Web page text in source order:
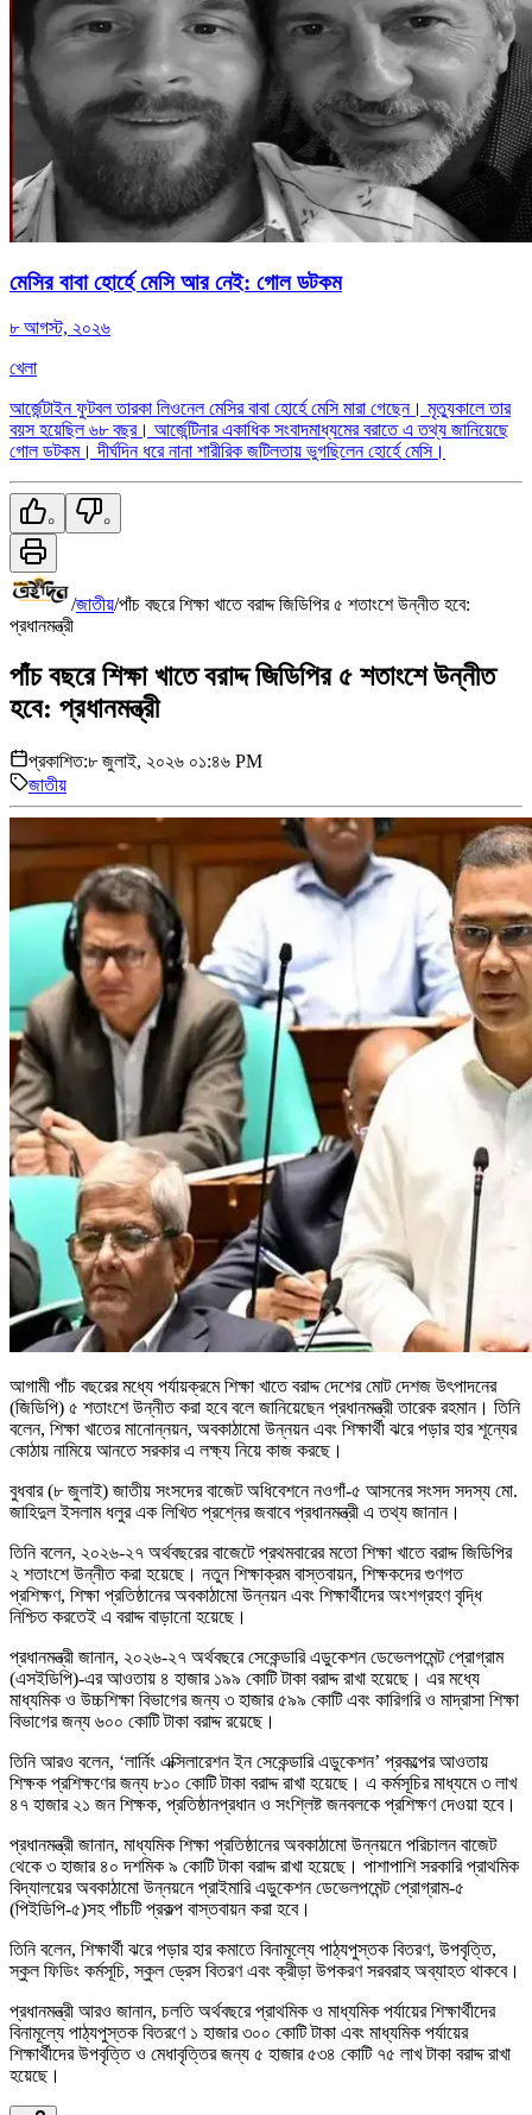
মেসির বাবা হোর্হে মেসি আর নেই: গোল ডটকম
৮ আগস্ট, ২০২৬
খেলা
আর্জেন্টাইন ফুটবল তারকা লিওনেল মেসির বাবা হোর্হে মেসি মারা গেছেন। মৃত্যুকালে তার
বয়স হয়েছিল ৬৮ বছর। আর্জেন্টিনার একাধিক সংবাদমাধ্যমের বরাতে এ তথ্য জানিয়েছে
গোল ডটকম। দীর্ঘদিন ধরে নানা শারীরিক জটিলতায় ভুগছিলেন হোর্হে মেসি।
০ ০
/জাতীয়/পাঁচ বছরে শিক্ষা খাতে বরাদ্দ জিডিপির ৫ শতাংশে উন্নীত হবে:
প্রধানমন্ত্রী
পাঁচ বছরে শিক্ষা খাতে বরাদ্দ জিডিপির ৫ শতাংশে উন্নীত
হবে: প্রধানমন্ত্রী
প্রকাশিত:৮ জুলাই, ২০২৬ ০১:৪৬ PM
জাতীয়
আগামী পাঁচ বছরের মধ্যে পর্যায়ক্রমে শিক্ষা খাতে বরাদ্দ দেশের মোট দেশজ উৎপাদনের
(জিডিপি) ৫ শতাংশে উন্নীত করা হবে বলে জানিয়েছেন প্রধানমন্ত্রী তারেক রহমান। তিনি
বলেন, শিক্ষা খাতের মানোন্নয়ন, অবকাঠামো উন্নয়ন এবং শিক্ষার্থী ঝরে পড়ার হার শূন্যের
কোঠায় নামিয়ে আনতে সরকার এ লক্ষ্য নিয়ে কাজ করছে।
বুধবার (৮ জুলাই) জাতীয় সংসদের বাজেট অধিবেশনে নওগাঁ-৫ আসনের সংসদ সদস্য মো.
জাহিদুল ইসলাম ধলুর এক লিখিত প্রশ্নের জবাবে প্রধানমন্ত্রী এ তথ্য জানান।
তিনি বলেন, ২০২৬-২৭ অর্থবছরের বাজেটে প্রথমবারের মতো শিক্ষা খাতে বরাদ্দ জিডিপির
২ শতাংশে উন্নীত করা হয়েছে। নতুন শিক্ষাক্রম বাস্তবায়ন, শিক্ষকদের গুণগত
প্রশিক্ষণ, শিক্ষা প্রতিষ্ঠানের অবকাঠামো উন্নয়ন এবং শিক্ষার্থীদের অংশগ্রহণ বৃদ্ধি
নিশ্চিত করতেই এ বরাদ্দ বাড়ানো হয়েছে।
প্রধানমন্ত্রী জানান, ২০২৬-২৭ অর্থবছরে সেকেন্ডারি এডুকেশন ডেভেলপমেন্ট প্রোগ্রাম
(এসইডিপি)-এর আওতায় ৪ হাজার ১৯৯ কোটি টাকা বরাদ্দ রাখা হয়েছে। এর মধ্যে
মাধ্যমিক ও উচ্চশিক্ষা বিভাগের জন্য ৩ হাজার ৫৯৯ কোটি এবং কারিগরি ও মাদ্রাসা শিক্ষা
বিভাগের জন্য ৬০০ কোটি টাকা বরাদ্দ রয়েছে।
তিনি আরও বলেন, ‘লার্নিং এক্সিলারেশন ইন সেকেন্ডারি এডুকেশন’ প্রকল্পের আওতায়
শিক্ষক প্রশিক্ষণের জন্য ৮১০ কোটি টাকা বরাদ্দ রাখা হয়েছে। এ কর্মসূচির মাধ্যমে ৩ লাখ
৪৭ হাজার ২১ জন শিক্ষক, প্রতিষ্ঠানপ্রধান ও সংশ্লিষ্ট জনবলকে প্রশিক্ষণ দেওয়া হবে।
প্রধানমন্ত্রী জানান, মাধ্যমিক শিক্ষা প্রতিষ্ঠানের অবকাঠামো উন্নয়নে পরিচালন বাজেট
থেকে ৩ হাজার ৪০ দশমিক ৯ কোটি টাকা বরাদ্দ রাখা হয়েছে। পাশাপাশি সরকারি প্রাথমিক
বিদ্যালয়ের অবকাঠামো উন্নয়নে প্রাইমারি এডুকেশন ডেভেলপমেন্ট প্রোগ্রাম-৫
(পিইডিপি-৫)সহ পাঁচটি প্রকল্প বাস্তবায়ন করা হবে।
তিনি বলেন, শিক্ষার্থী ঝরে পড়ার হার কমাতে বিনামূল্যে পাঠ্যপুস্তক বিতরণ, উপবৃত্তি,
স্কুল ফিডিং কর্মসূচি, স্কুল ড্রেস বিতরণ এবং ক্রীড়া উপকরণ সরবরাহ অব্যাহত থাকবে।
প্রধানমন্ত্রী আরও জানান, চলতি অর্থবছরে প্রাথমিক ও মাধ্যমিক পর্যায়ের শিক্ষার্থীদের
বিনামূল্যে পাঠ্যপুস্তক বিতরণে ১ হাজার ৩০০ কোটি টাকা এবং মাধ্যমিক পর্যায়ের
শিক্ষার্থীদের উপবৃত্তি ও মেধাবৃত্তির জন্য ৫ হাজার ৫৩৪ কোটি ৭৫ লাখ টাকা বরাদ্দ রাখা
হয়েছে।